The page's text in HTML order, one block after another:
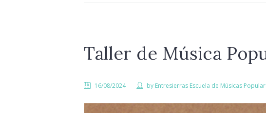
Taller de Música
16/08/2024 by Entresierras Escuela de Músicas